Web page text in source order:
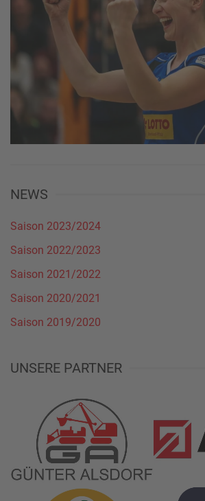
NEWS
Saison 2023/2024
Saison 2022/2023
Saison 2021/2022
Saison 2020/2021
Saison 2019/2020
UNSERE PARTNER